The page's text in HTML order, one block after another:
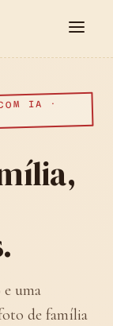
IA ·
uma
de família